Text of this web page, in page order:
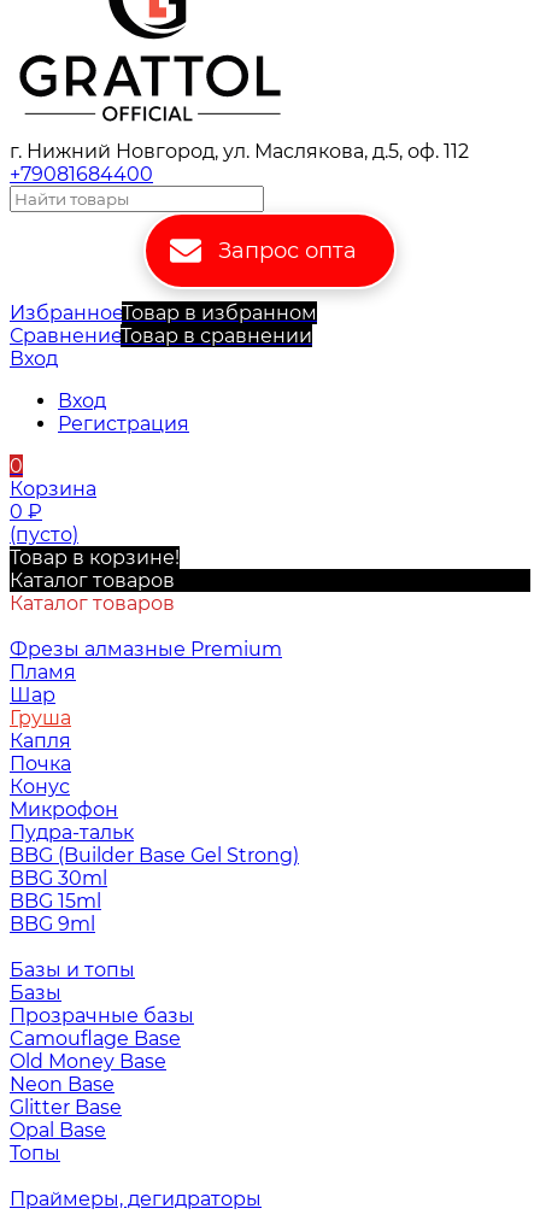
г. Нижний Новгород, ул. Маслякова, д.5, оф. 112
+79081684400
Запрос опта
ИзбранноеТовар в избранном
СравнениеТовар в сравнении
Вход
Вход
Регистрация
0
Корзина
0 ₽
(пусто)
Товар в корзине!
Каталог товаров
Каталог товаров
Фрезы алмазные Premium
Пламя
Шар
Груша
Капля
Почка
Конус
Микрофон
Пудра-тальк
BBG (Builder Base Gel Strong)
BBG 30ml
BBG 15ml
BBG 9ml
Базы и топы
Базы
Прозрачные базы
Camouflage Base
Old Money Base
Neon Base
Glitter Base
Opal Base
Топы
Праймеры, дегидраторы